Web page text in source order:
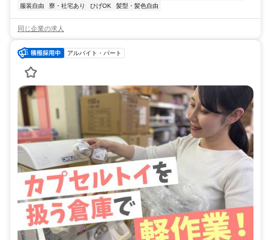
服装自由
寮・社宅あり ひげOK 髪型・髪色自由
同じ企業の求人
アルバイト・パート